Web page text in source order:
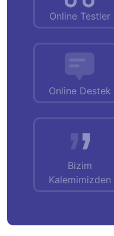
Online Testler
Online Destek
Bizim
Kalemimizden